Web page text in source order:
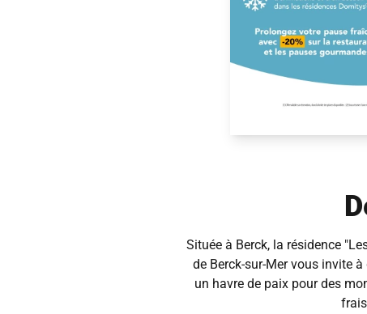
Située à Berck, la résidence
de Berck-sur-Mer vous invite
un havre de paix pour des